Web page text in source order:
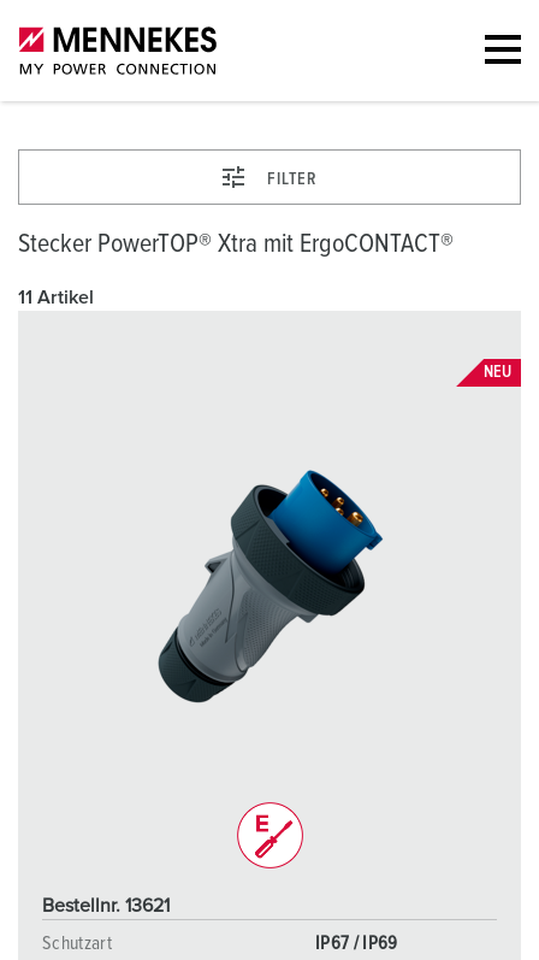
FILTER
Stecker PowerTOP® Xtra mit ErgoCONTACT®
11 Artikel
NEU
Bestellnr. 13621
Schutzart
IP67 / IP69